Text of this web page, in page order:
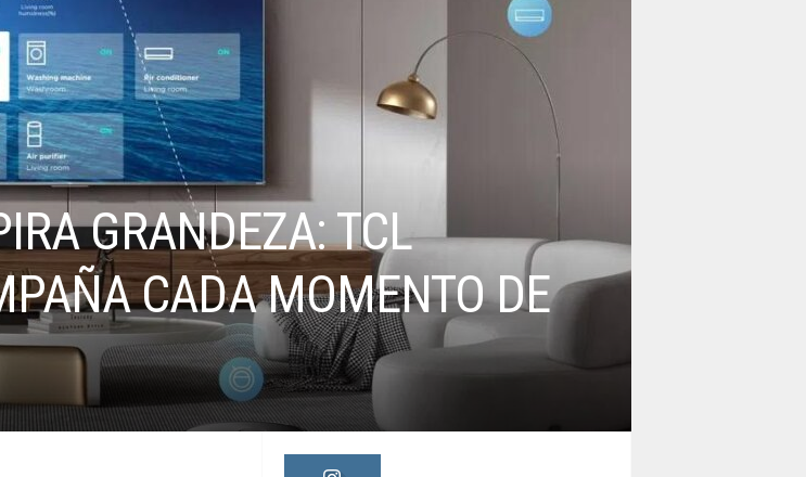
GRANDEZA: TCL
CADA MOMENTO DE